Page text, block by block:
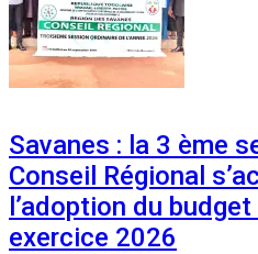
Savanes : la 3 ème
Conseil Régional
l’adoption du
exercice 2026